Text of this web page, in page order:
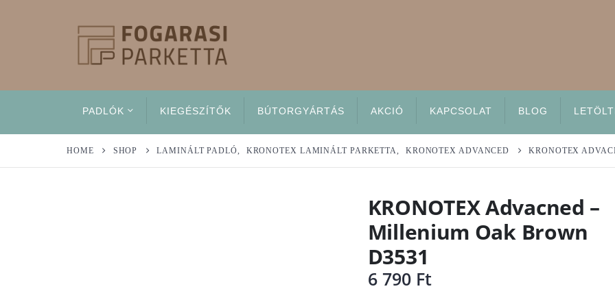
PADLÓK KIEGÉSZÍTŐK BÚTORGYÁRTÁS AKCIÓ KAPCSOLAT BLOG
HOME SHOP LAMINÁLT PADLÓ, KRONOTEX LAMINÁLT PARKETTA, KRONOTEX ADVANCED KRONOTEX
KRONOTEX Advacned –
Millenium Oak Brown
D3531
6 790 Ft